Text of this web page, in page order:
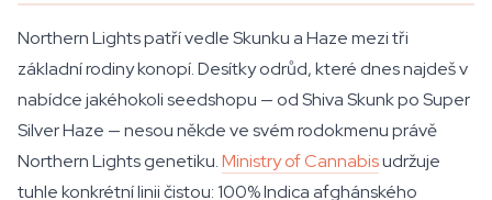
Northern Lights patří vedle Skunku a Haze mezi tři
základní rodiny konopí. Desítky odrůd, které dnes najdeš v
nabídce jakéhokoli seedshopu — od Shiva Skunk po Super
Silver Haze — nesou někde ve svém rodokmenu právě
Northern Lights genetiku.Ministry of Cannabisudržuje
tuhle konkrétní linii čistou: 100% Indica afghánského